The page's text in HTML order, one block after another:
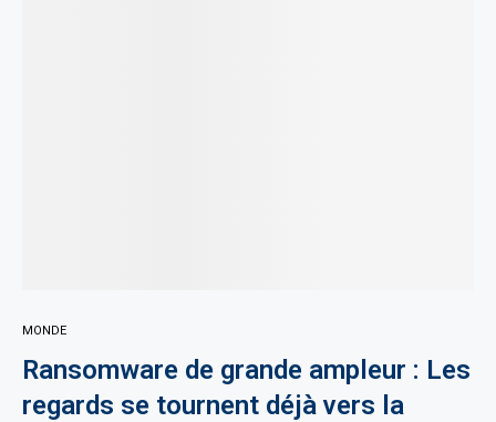
MONDE
Ransomware de grande ampleur : Les
regards se tournent déjà vers la